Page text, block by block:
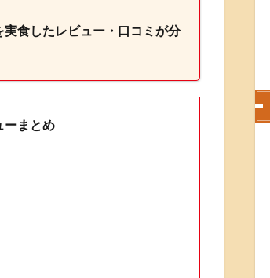
実食したレビュー・口コミが分
ーまとめ